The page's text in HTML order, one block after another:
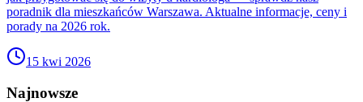
poradnik dla mieszkańców Warszawa. Aktualne informacje, ceny i
porady na 2026 rok.
15 kwi 2026
Najnowsze